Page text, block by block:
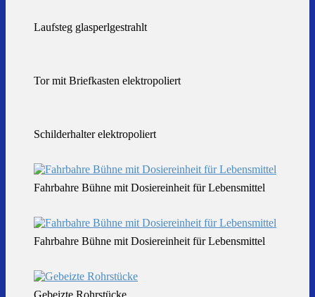
Laufsteg glasperlgestrahlt
Tor mit Briefkasten elektropoliert
Schilderhalter elektropoliert
Fahrbahre Bühne mit Dosiereinheit für Lebensmittel
Fahrbahre Bühne mit Dosiereinheit für Lebensmittel
Gebeizte Rohrstücke